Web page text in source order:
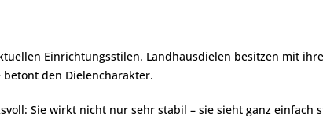
Einrichtungsstilen. Landhausdielen besitzen mit
den Dielencharakter.
Sie wirkt nicht nur sehr stabil – sie sieht ganz einfach